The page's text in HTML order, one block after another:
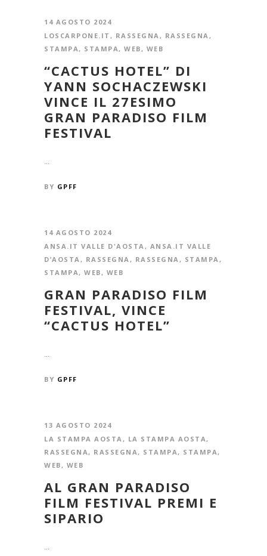
14 AGOSTO 2024
LOSCARPONE.IT , RASSEGNA, RASSEGNA,
STAMPA, STAMPA, WEB, WEB
“CACTUS HOTEL” DI
YANN SOCHACZEWSKI
VINCE IL 27ESIMO
GRAN PARADISO FILM
FESTIVAL
...
BY GPFF
14 AGOSTO 2024
ANSA.IT VALLE D'AOSTA, ANSA.IT VALLE
D’AOSTA, RASSEGNA, RASSEGNA, STAMPA,
STAMPA, WEB, WEB
GRAN PARADISO FILM
FESTIVAL, VINCE
“CACTUS HOTEL”
...
BY GPFF
13 AGOSTO 2024
LA STAMPA AOSTA, LA STAMPA AOSTA,
RASSEGNA, RASSEGNA, STAMPA, STAMPA,
WEB, WEB
AL GRAN PARADISO
FILM FESTIVAL PREMI E
SIPARIO
...